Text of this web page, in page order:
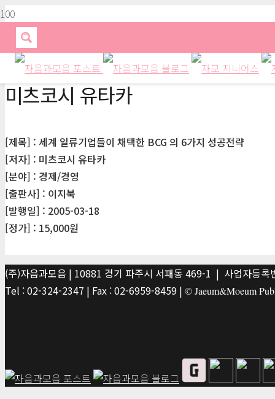
미츠코시 유타카
[제목] : 세계 일류기업들이 채택한 BCG 의 6가지 성공전략
[저자] : 미츠코시 유타카
[분야] : 경제/경영
[출판사] : 이지북
[발행일] : 2005-03-18
[정가] : 15,000원
(주)자음과모음 | 10881 경기 파주시 서패동 469-1 | 사업자등
Tel : 02-324-2347 | Fax : 02-6959-8459 | © Jaeum&Moeum